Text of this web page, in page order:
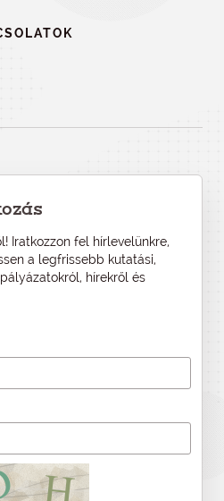
Iratkozzon fel hírlevelünkre,
a legfrissebb kutatási,
hírekről és